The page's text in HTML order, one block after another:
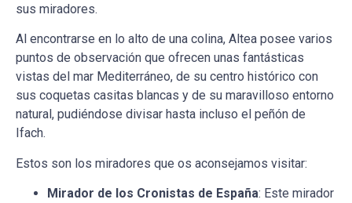
sus miradores.
Al encontrarse en lo alto de una colina, Altea posee varios
puntos de observación que ofrecen unas fantásticas
vistas del mar Mediterráneo, de su centro histórico con
sus coquetas casitas blancas y de su maravilloso entorno
natural, pudiéndose divisar hasta incluso el peñón de
Ifach.
Estos son los miradores que os aconsejamos visitar:
Mirador de los Cronistas de España: Este mirador